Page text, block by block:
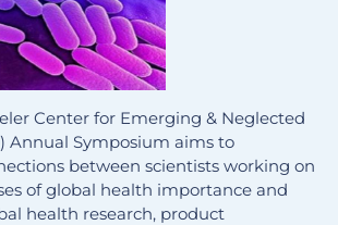
Center for Emerging & Neglected
Annual Symposium aims to
between scientists working on
of global health importance and
health research, product